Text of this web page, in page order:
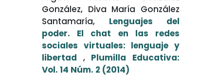
González, Diva María González
Santamaría, Lenguajes del
poder. El chat en las redes
sociales virtuales: lenguaje y
libertad , Plumilla Educativa:
Vol. 14 Núm. 2 (2014)